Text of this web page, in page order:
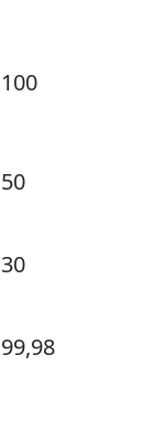
100
50
30
99,98